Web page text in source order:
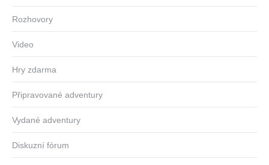
Rozhovory
Video
Hry zdarma
Připravované adventury
Vydané adventury
Diskuzní fórum